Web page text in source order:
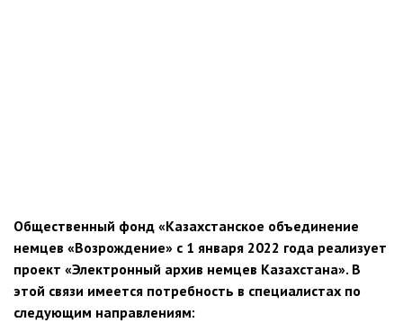
Общественный фонд «Казахстанское объединение
немцев «Возрождение» с 1 января 2022 года реализует
проект «Электронный архив немцев Казахстана». В
этой связи имеется потребность в специалистах по
следующим направлениям: